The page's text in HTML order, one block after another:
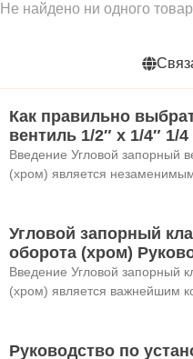
Не найдено ни одного
Как правильно
вентиль 1/2″ x 1/4″ 1/
Введение Угловой запорный
(хром) является
Угловой запорный
оборота (хром)
Введение Угловой запорный
(хром) является важнейшим
Руководство по